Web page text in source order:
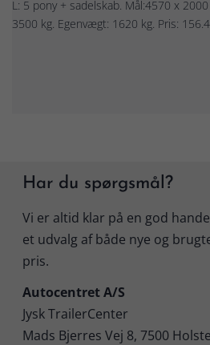
L: 5 pony + sadelskab. Mål:4570 x
3500 kg. Egenvægt: 1620 kg. Pris:
Har du spørgsmål?
Vi er altid klar på en god
et udvalg af både nye og
pris.
Autocentret A/S
Jysk TrailerCenter
Mads Bjerres Vej 8, 7500